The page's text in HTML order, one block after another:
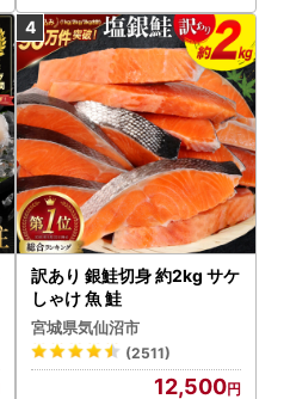
訳あり 銀鮭切身 約2kg サケ
しゃけ 魚 鮭
宮城県気仙沼市
(2511)
12,500